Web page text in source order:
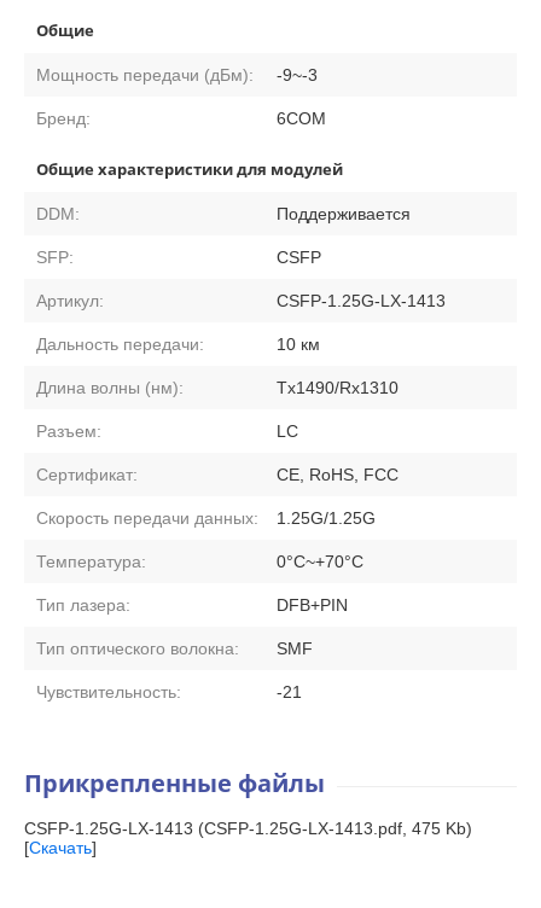
Общие
Мощность передачи (дБм): -9~-3
Бренд: 6COM
Общие характеристики для модулей
DDM: Поддерживается
SFP: CSFP
Артикул: CSFP-1.25G-LX-1413
Дальность передачи: 10 км
Длина волны (нм): Tx1490/Rx1310
Разъем: LC
Сертификат: CE, RoHS, FCC
Скорость передачи данных: 1.25G/1.25G
Температура: 0°C~+70°C
Тип лазера: DFB+PIN
Тип оптического волокна: SMF
Чувствительность: -21
Прикрепленные файлы
CSFP-1.25G-LX-1413 (CSFP-1.25G-LX-1413.pdf, 475 Kb)
[Скачать]